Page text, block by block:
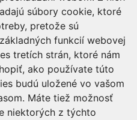
súbory cookie, ktoré
pretože sú
funkcií webovej
tretích strán, ktoré nám
ako používate túto
budú uložené vo vašom
Máte tiež možnosť
niektorých z týchto